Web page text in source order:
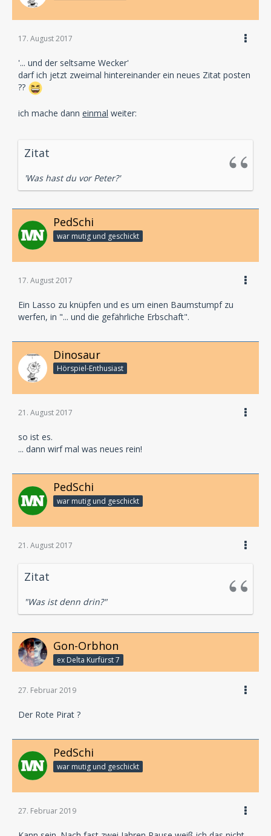
17. August 2017
'... und der seltsame Wecker'
darf ich jetzt zweimal hintereinander ein neues Zitat posten
??
ich mache dann einmal weiter:
Zitat
'Was hast du vor Peter?'
PedSchi
war mutig und geschickt
17. August 2017
Ein Lasso zu knüpfen und es um einen Baumstumpf zu
werfen, in "... und die gefährliche Erbschaft".
Dinosaur
Hörspiel-En­thu­si­ast
21. August 2017
so ist es.
... dann wirf mal was neues rein!
PedSchi
war mutig und geschickt
21. August 2017
Zitat
"Was ist denn drin?"
Gon-Orbhon
ex Delta Kurfürst 7
27. Februar 2019
Der Rote Pirat ?
PedSchi
war mutig und geschickt
27. Februar 2019